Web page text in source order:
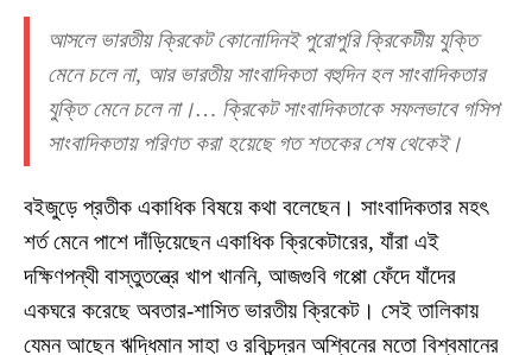
আসলে ভারতীয় ক্রিকেট কোনোদিনই পুরোপুরি ক্রিকেটীয় যুক্তি
মেনে চলে না, আর ভারতীয় সাংবাদিকতা বহুদিন হল সাংবাদিকতার
যুক্তি মেনে চলে না।… ক্রিকেট সাংবাদিকতাকে সফলভাবে গসিপ
সাংবাদিকতায় পরিণত করা হয়েছে গত শতকের শেষ থেকেই।
বইজুড়ে প্রতীক একাধিক বিষয়ে কথা বলেছেন। সাংবাদিকতার মহৎ
শর্ত মেনে পাশে দাঁড়িয়েছেন একাধিক ক্রিকেটারের, যাঁরা এই
দক্ষিণপন্থী বাস্তুতন্ত্রে খাপ খাননি, আজগুবি গপ্পো ফেঁদে যাঁদের
একঘরে করেছে অবতার-শাসিত ভারতীয় ক্রিকেট। সেই তালিকায়
যেমন আছেন ঋদ্ধিমান সাহা ও রবিচন্দ্রন অশ্বিনের মতো বিশ্বমানের